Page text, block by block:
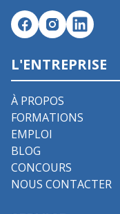
L'ENTREPRISE
À PROPOS
FORMATIONS
EMPLOI
BLOG
CONCOURS
NOUS CONTACTER